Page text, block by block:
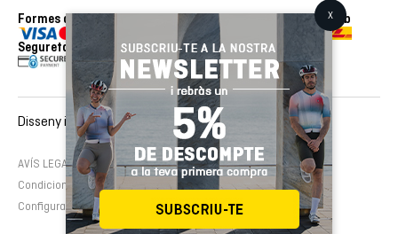
Formes de pagament
Enviaments realitzats amb
Seguretat
AVÍS LEGAL Política de cookies
Política de privacitat
Condicions de contractació
Configura cookies
Disseny i desenvolupament web :EMFASI